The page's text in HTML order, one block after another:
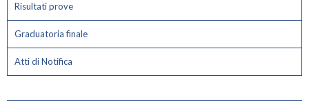
Risultati prove
Graduatoria finale
Atti di Notifica